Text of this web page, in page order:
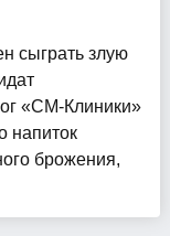
сыграть злую
«СМ-Клиники»
напиток
брожения,